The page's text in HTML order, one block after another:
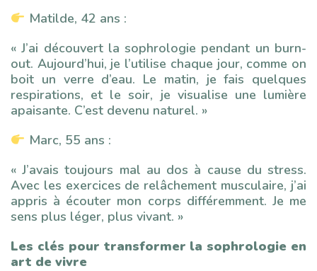
Matilde, 42 ans :
« J’ai découvert la sophrologie pendant un burn-
out. Aujourd’hui, je l’utilise chaque jour, comme on
boit un verre d’eau. Le matin, je fais quelques
respirations, et le soir, je visualise une lumière
apaisante. C’est devenu naturel. »
Marc, 55 ans :
« J’avais toujours mal au dos à cause du stress.
Avec les exercices de relâchement musculaire, j’ai
appris à écouter mon corps différemment. Je me
sens plus léger, plus vivant. »
Les clés pour transformer la sophrologie en
art de vivre